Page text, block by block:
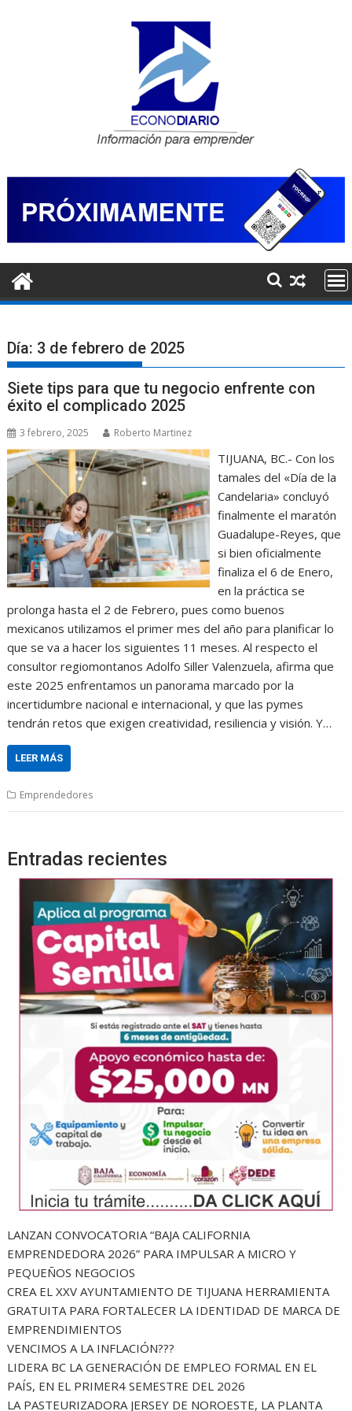
Día: 3 de febrero de 2025
Siete tips para que tu negocio enfrente con
éxito el complicado 2025
3 febrero, 2025 Roberto Martinez
TIJUANA, BC.- Con los
tamales del «Día de la
Candelaria» concluyó
finalmente el maratón
Guadalupe-Reyes, que
si bien oficialmente
finaliza el 6 de Enero,
en la práctica se
prolonga hasta el 2 de Febrero, pues como buenos
mexicanos utilizamos el primer mes del año para planificar lo
que se va a hacer los siguientes 11 meses. Al respecto el
consultor regiomontanos Adolfo Siller Valenzuela, afirma que
este 2025 enfrentamos un panorama marcado por la
incertidumbre nacional e internacional, y que las pymes
tendrán retos que exigen creatividad, resiliencia y visión. Y…
LEER MÁS
Emprendedores
Entradas recientes
LANZAN CONVOCATORIA “BAJA CALIFORNIA
EMPRENDEDORA 2026” PARA IMPULSAR A MICRO Y
PEQUEÑOS NEGOCIOS
CREA EL XXV AYUNTAMIENTO DE TIJUANA HERRAMIENTA
GRATUITA PARA FORTALECER LA IDENTIDAD DE MARCA DE
EMPRENDIMIENTOS
VENCIMOS A LA INFLACIÓN???
LIDERA BC LA GENERACIÓN DE EMPLEO FORMAL EN EL
PAÍS, EN EL PRIMER4 SEMESTRE DEL 2026
LA PASTEURIZADORA JERSEY DE NOROESTE, LA PLANTA